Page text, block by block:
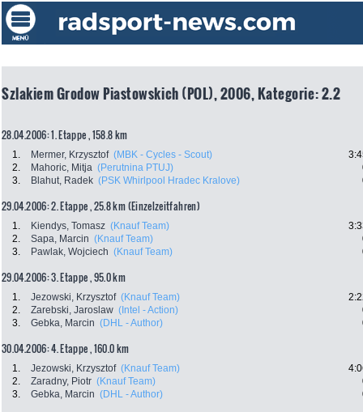
Szlakiem Grodow Piastowskich (POL), 2006, Kategorie: 2.2
28.04.2006: 1. Etappe , 158.8 km
1. Mermer, Krzysztof (MBK - Cycles - Scout)
2.
Mahoric, Mitja (Perutnina PTUJ)
3.
Blahut, Radek (PSK Whirlpool Hradec Kralove)
29.04.2006: 2. Etappe , 25.8 km (Einzelzeitfahren)
1. Kiendys, Tomasz (Knauf Team)
2.
Sapa, Marcin (Knauf Team)
3.
Pawlak, Wojciech (Knauf Team)
29.04.2006: 3. Etappe , 95.0 km
1. Jezowski, Krzysztof (Knauf Team)
2.
Zarebski, Jaroslaw (Intel - Action)
3.
Gebka, Marcin (DHL - Author)
30.04.2006: 4. Etappe , 160.0 km
1. Jezowski, Krzysztof (Knauf Team)
2.
Zaradny, Piotr (Knauf Team)
3.
Gebka, Marcin (DHL - Author)